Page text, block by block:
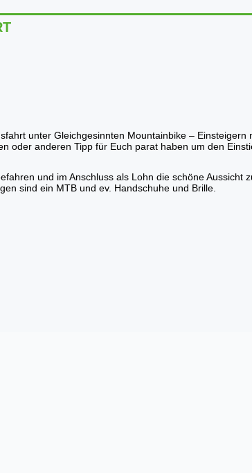
unter Gleichgesinnten Mountainbike – Einsteigern
oder anderen Tipp für Euch parat haben um den
und im Anschluss als Lohn die schöne Aussicht
sind ein MTB und ev. Handschuhe und Brille.